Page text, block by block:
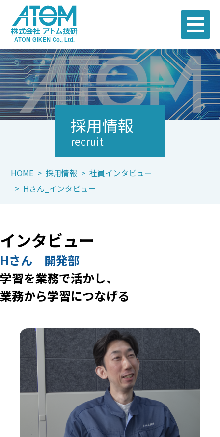
採用情報
HOME 採用情報
社員インタビュー
Hさん_インタビュー
インタビュー
Hさん 開発部
学習を業務で活かし、
業務から学習につなげる